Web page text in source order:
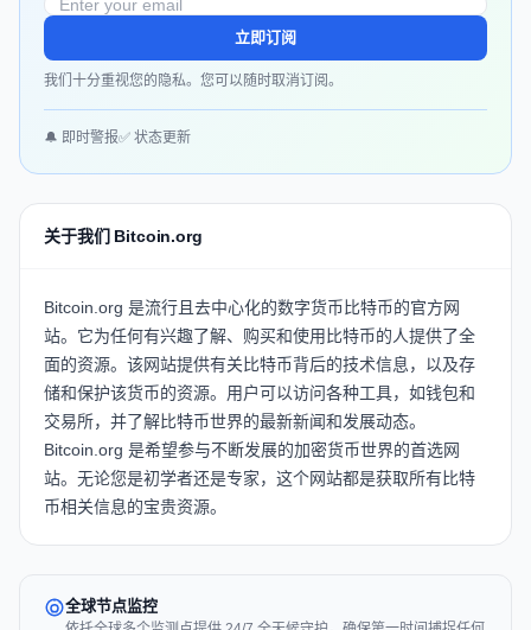
立即订阅
我们十分重视您的隐私。您可以随时取消订阅。
🔔 即时警报✅ 状态更新
关于我们 Bitcoin.org
Bitcoin.org 是流行且去中心化的数字货币比特币的官方网
站。它为任何有兴趣了解、购买和使用比特币的人提供了全
面的资源。该网站提供有关比特币背后的技术信息，以及存
储和保护该货币的资源。用户可以访问各种工具，如钱包和
交易所，并了解比特币世界的最新新闻和发展动态。
Bitcoin.org 是希望参与不断发展的加密货币世界的首选网
站。无论您是初学者还是专家，这个网站都是获取所有比特
币相关信息的宝贵资源。
全球节点监控